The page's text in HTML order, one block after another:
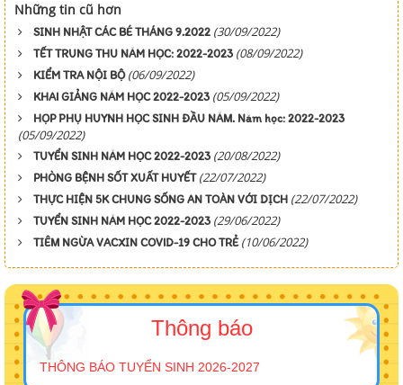
Những tin cũ hơn
SINH NHẬT CÁC BÉ THÁNG 9.2022 (30/09/2022)
TẾT TRUNG THU NĂM HỌC: 2022-2023 (08/09/2022)
KIỂM TRA NỘI BỘ (06/09/2022)
KHAI GIẢNG NĂM HỌC 2022-2023 (05/09/2022)
HỌP PHỤ HUYNH HỌC SINH ĐẦU NĂM. Năm học: 2022-2023
(05/09/2022)
TUYỂN SINH NĂM HỌC 2022-2023 (20/08/2022)
PHÒNG BỆNH SỐT XUẤT HUYẾT (22/07/2022)
THỰC HIỆN 5K CHUNG SỐNG AN TOÀN VỚI DỊCH (22/07/2022)
TUYỂN SINH NĂM HỌC 2022-2023 (29/06/2022)
TIÊM NGỪA VACXIN COVID-19 CHO TRẺ (10/06/2022)
Thông báo
THÔNG BÁO TUYỂN SINH 2026-2027